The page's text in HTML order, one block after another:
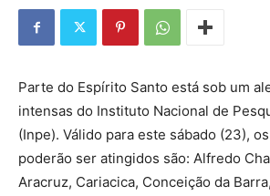
Parte do Espírito Santo está sob um
intensas do Instituto Nacional de
(Inpe). Válido para este sábado (23),
poderão ser atingidos são: Alfredo
Aracruz, Cariacica, Conceição da